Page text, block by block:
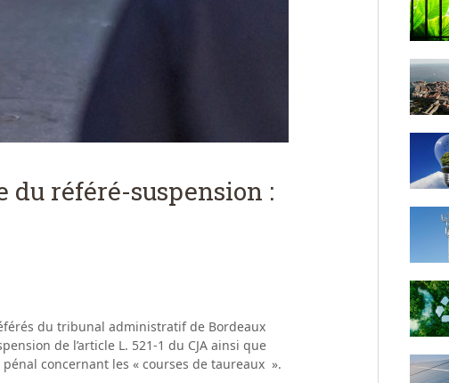
du référé-suspension :
du tribunal administratif de Bordeaux
de l’article L. 521-1 du CJA ainsi que
concernant les « courses de taureaux ».